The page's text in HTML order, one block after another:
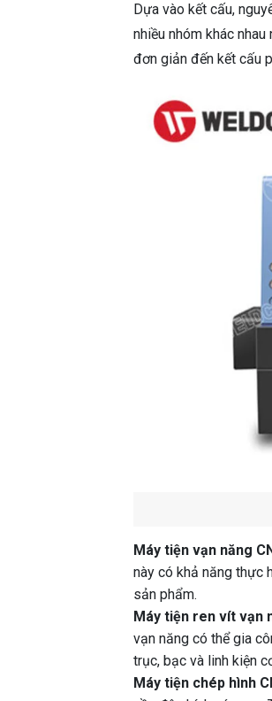
Dựa vào kết cấu,
nhiều nhóm khác
đơn giản đến kết cấu
Máy tiện vạn năng
này có khả năng thực
sản phẩm.
Máy tiện ren vít vạn
vạn năng có thể gia
trục, bạc và linh kiện
Máy tiện chép hình